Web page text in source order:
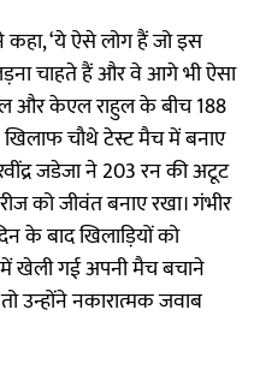
कहा, ‘ये ऐसे लोग हैं जो इस
चाहते हैं और वे आगे भी ऐसा
और केएल राहुल के बीच 188
चौथे टेस्ट मैच में बनाए
जडेजा ने 203 रन की अटूट
को जीवंत बनाए रखा। गंभीर
के बाद खिलाड़ियों को
में खेली गई अपनी मैच बचाने
उन्होंने नकारात्मक जवाब